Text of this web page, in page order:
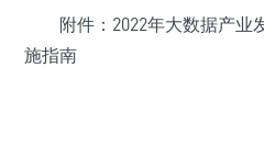
附件：2022年大数据产业
施指南